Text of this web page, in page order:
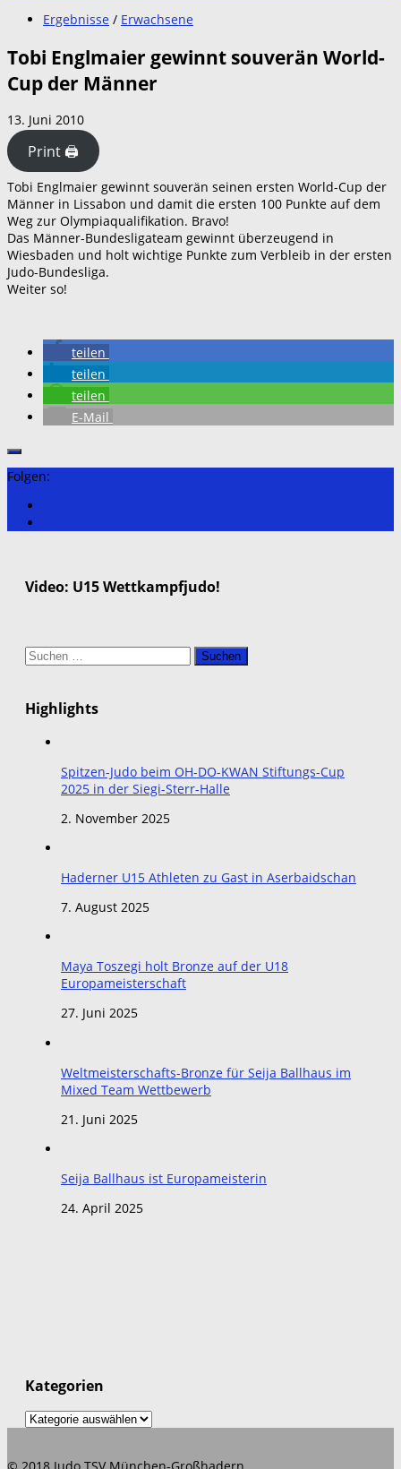
Ergebnisse / Erwachsene
Tobi Englmaier gewinnt souverän World-
Cup der Männer
13. Juni 2010
Print 🖨
Tobi Englmaier gewinnt souverän seinen ersten World-Cup der
Männer in Lissabon und damit die ersten 100 Punkte auf dem
Weg zur Olympiaqualifikation. Bravo!
Das Männer-Bundesligateam gewinnt überzeugend in
Wiesbaden und holt wichtige Punkte zum Verbleib in der ersten
Judo-Bundesliga.
Weiter so!
teilen
teilen
teilen
E-Mail
Folgen:
Video: U15 Wettkampfjudo!
Suchen
nach:
Highlights
Spitzen-Judo beim OH-DO-KWAN Stiftungs-Cup
2025 in der Siegi-Sterr-Halle
2. November 2025
Haderner U15 Athleten zu Gast in Aserbaidschan
7. August 2025
Maya Toszegi holt Bronze auf der U18
Europameisterschaft
27. Juni 2025
Weltmeisterschafts-Bronze für Seija Ballhaus im
Mixed Team Wettbewerb
21. Juni 2025
Seija Ballhaus ist Europameisterin
24. April 2025
Kategorien
Kategorien